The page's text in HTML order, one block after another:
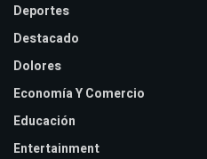
Deportes
Destacado
Dolores
Economía Y Comercio
Educación
Entertainment